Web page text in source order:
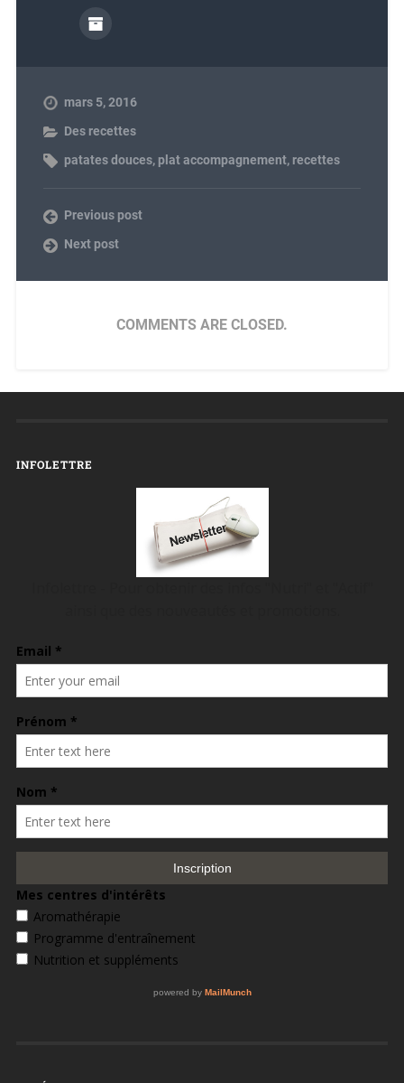
mars 5, 2016
Des recettes
patates douces, plat accompagnement, recettes
Previous post
Next post
COMMENTS ARE CLOSED.
INFOLETTRE